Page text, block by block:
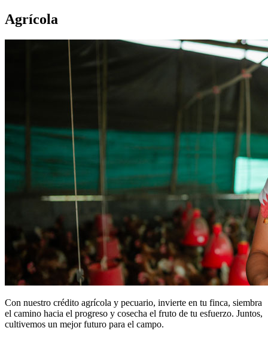
Agrícola
Con nuestro crédito agrícola y pecuario, invierte en tu finca, siembra
el camino hacia el progreso y cosecha el fruto de tu esfuerzo. Juntos,
cultivemos un mejor futuro para el campo.